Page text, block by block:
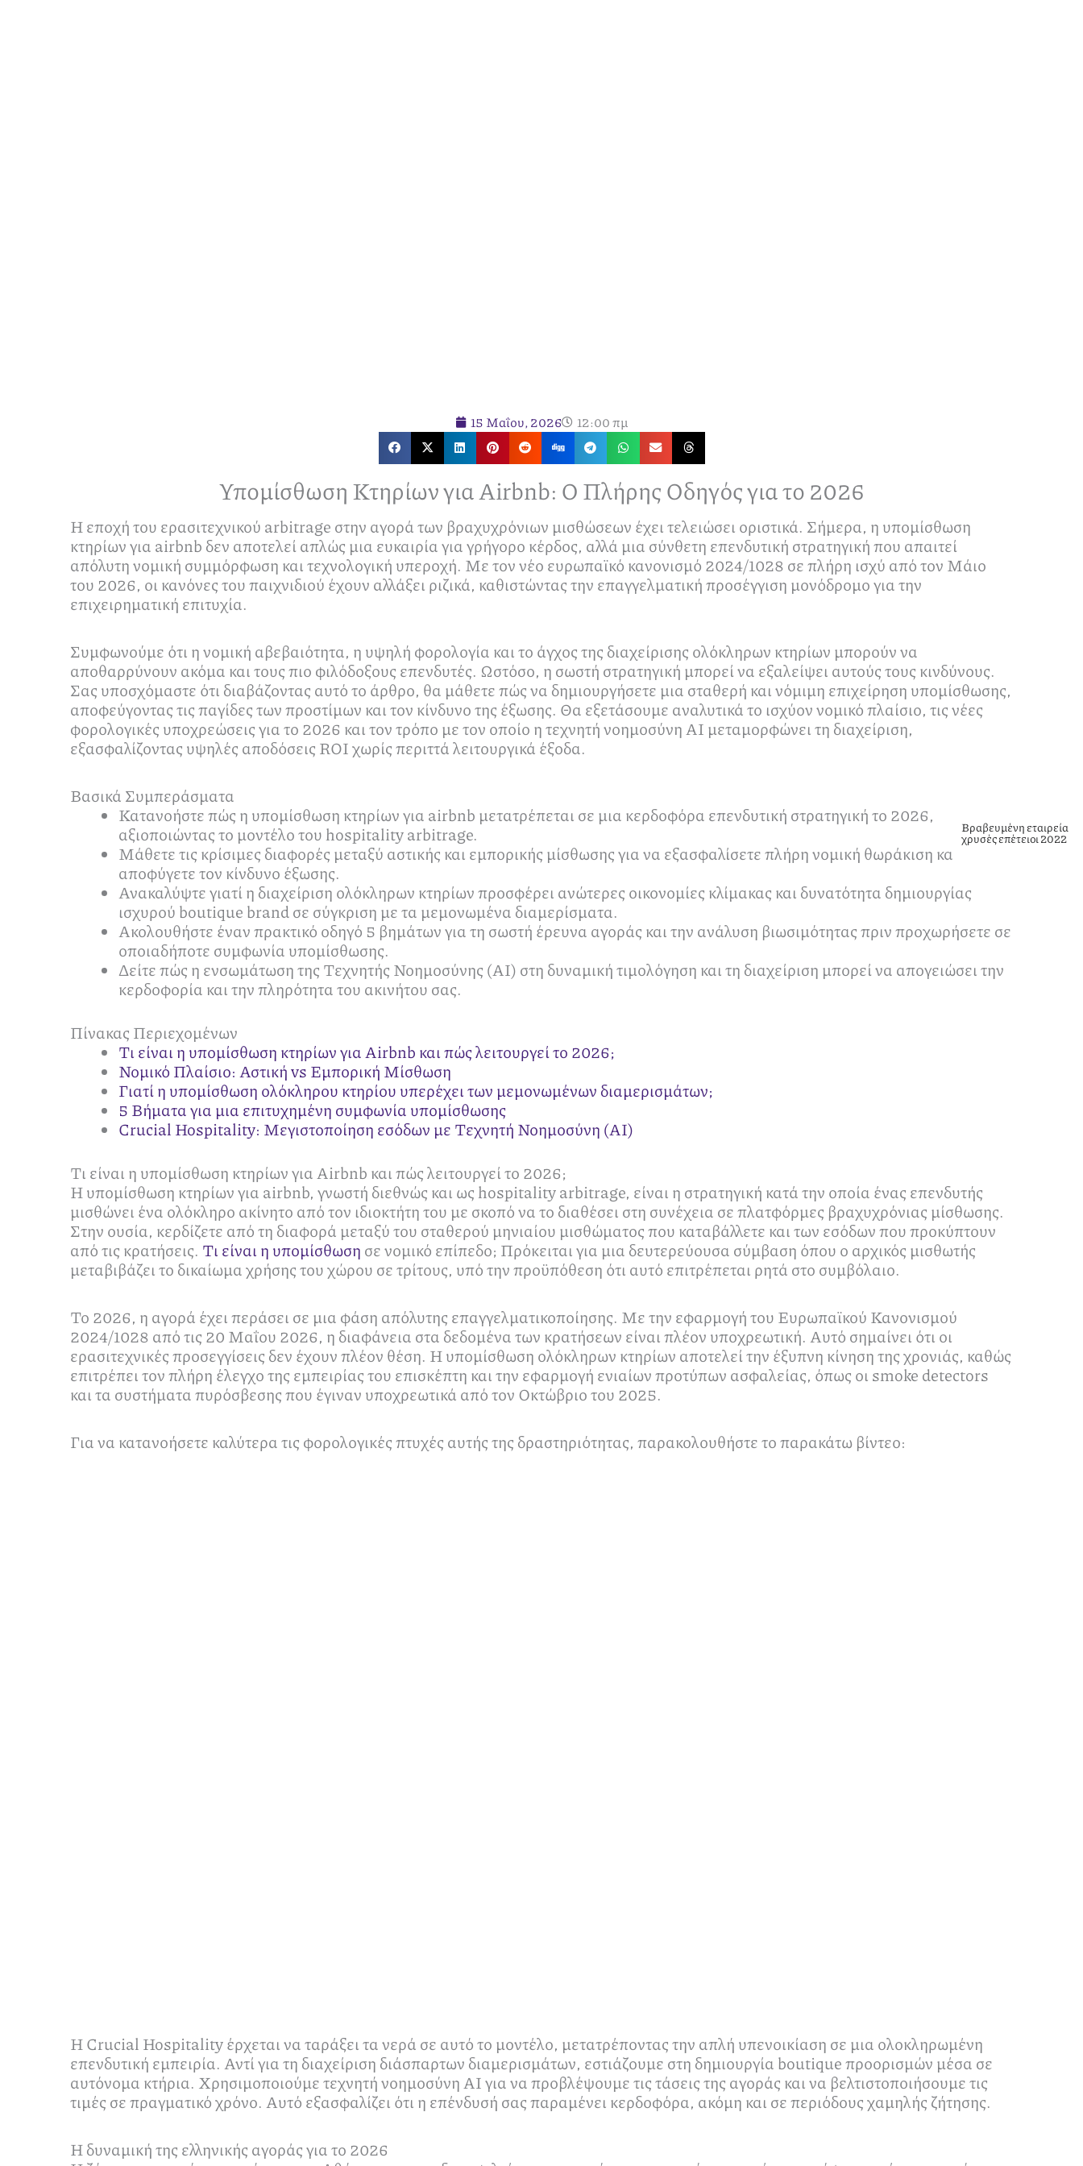
15 Μαΐου, 2026 12:00 πμ
Υπομίσθωση Κτηρίων για Airbnb: Ο Πλήρης Οδηγός για το 2026
Η εποχή του ερασιτεχνικού arbitrage στην αγορά των βραχυχρόνιων μισθώσεων έχει τελειώσει οριστικά. Σήμερα, η υπομίσθωση
κτηρίων για airbnb δεν αποτελεί απλώς μια ευκαιρία για γρήγορο κέρδος, αλλά μια σύνθετη επενδυτική στρατηγική που απαιτεί
απόλυτη νομική συμμόρφωση και τεχνολογική υπεροχή. Με τον νέο ευρωπαϊκό κανονισμό 2024/1028 σε πλήρη ισχύ από τον Μάιο
του 2026, οι κανόνες του παιχνιδιού έχουν αλλάξει ριζικά, καθιστώντας την επαγγελματική προσέγγιση μονόδρομο για την
επιχειρηματική επιτυχία.
Συμφωνούμε ότι η νομική αβεβαιότητα, η υψηλή φορολογία και το άγχος της διαχείρισης ολόκληρων κτηρίων μπορούν να
αποθαρρύνουν ακόμα και τους πιο φιλόδοξους επενδυτές. Ωστόσο, η σωστή στρατηγική μπορεί να εξαλείψει αυτούς τους κινδύνους.
Σας υποσχόμαστε ότι διαβάζοντας αυτό το άρθρο, θα μάθετε πώς να δημιουργήσετε μια σταθερή και νόμιμη επιχείρηση υπομίσθωσης,
αποφεύγοντας τις παγίδες των προστίμων και τον κίνδυνο της έξωσης. Θα εξετάσουμε αναλυτικά το ισχύον νομικό πλαίσιο, τις νέες
φορολογικές υποχρεώσεις για το 2026 και τον τρόπο με τον οποίο η τεχνητή νοημοσύνη AI μεταμορφώνει τη διαχείριση,
εξασφαλίζοντας υψηλές αποδόσεις ROI χωρίς περιττά λειτουργικά έξοδα.
Βασικά Συμπεράσματα
Κατανοήστε πώς η υπομίσθωση κτηρίων για airbnb μετατρέπεται σε μια κερδοφόρα επενδυτική στρατηγική το 2026,
αξιοποιώντας το μοντέλο του hospitality arbitrage.
Μάθετε τις κρίσιμες διαφορές μεταξύ αστικής και εμπορικής μίσθωσης για να εξασφαλίσετε πλήρη νομική θωράκιση και να
αποφύγετε τον κίνδυνο έξωσης.
Ανακαλύψτε γιατί η διαχείριση ολόκληρων κτηρίων προσφέρει ανώτερες οικονομίες κλίμακας και δυνατότητα δημιουργίας
ισχυρού boutique brand σε σύγκριση με τα μεμονωμένα διαμερίσματα.
Ακολουθήστε έναν πρακτικό οδηγό 5 βημάτων για τη σωστή έρευνα αγοράς και την ανάλυση βιωσιμότητας πριν προχωρήσετε σε
οποιαδήποτε συμφωνία υπομίσθωσης.
Δείτε πώς η ενσωμάτωση της Τεχνητής Νοημοσύνης (AI) στη δυναμική τιμολόγηση και τη διαχείριση μπορεί να απογειώσει την
κερδοφορία και την πληρότητα του ακινήτου σας.
Πίνακας Περιεχομένων
Τι είναι η υπομίσθωση κτηρίων για Airbnb και πώς λειτουργεί το 2026;
Νομικό Πλαίσιο: Αστική vs Εμπορική Μίσθωση
Γιατί η υπομίσθωση ολόκληρου κτηρίου υπερέχει των μεμονωμένων διαμερισμάτων;
5 Βήματα για μια επιτυχημένη συμφωνία υπομίσθωσης
Crucial Hospitality: Μεγιστοποίηση εσόδων με Τεχνητή Νοημοσύνη (AI)
Τι είναι η υπομίσθωση κτηρίων για Airbnb και πώς λειτουργεί το 2026;
Η υπομίσθωση κτηρίων για airbnb, γνωστή διεθνώς και ως hospitality arbitrage, είναι η στρατηγική κατά την οποία ένας επενδυτής
μισθώνει ένα ολόκληρο ακίνητο από τον ιδιοκτήτη του με σκοπό να το διαθέσει στη συνέχεια σε πλατφόρμες βραχυχρόνιας μίσθωσης.
Στην ουσία, κερδίζετε από τη διαφορά μεταξύ του σταθερού μηνιαίου μισθώματος που καταβάλλετε και των εσόδων που προκύπτουν
από τις κρατήσεις. Τι είναι η υπομίσθωση σε νομικό επίπεδο; Πρόκειται για μια δευτερεύουσα σύμβαση όπου ο αρχικός μισθωτής
μεταβιβάζει το δικαίωμα χρήσης του χώρου σε τρίτους, υπό την προϋπόθεση ότι αυτό επιτρέπεται ρητά στο συμβόλαιο.
Το 2026, η αγορά έχει περάσει σε μια φάση απόλυτης επαγγελματικοποίησης. Με την εφαρμογή του Ευρωπαϊκού Κανονισμού
2024/1028 από τις 20 Μαΐου 2026, η διαφάνεια στα δεδομένα των κρατήσεων είναι πλέον υποχρεωτική. Αυτό σημαίνει ότι οι
ερασιτεχνικές προσεγγίσεις δεν έχουν πλέον θέση. Η υπομίσθωση ολόκληρων κτηρίων αποτελεί την έξυπνη κίνηση της χρονιάς, καθώς
επιτρέπει τον πλήρη έλεγχο της εμπειρίας του επισκέπτη και την εφαρμογή ενιαίων προτύπων ασφαλείας, όπως οι smoke detectors
και τα συστήματα πυρόσβεσης που έγιναν υποχρεωτικά από τον Οκτώβριο του 2025.
Για να κατανοήσετε καλύτερα τις φορολογικές πτυχές αυτής της δραστηριότητας, παρακολουθήστε το παρακάτω βίντεο:
Η Crucial Hospitality έρχεται να ταράξει τα νερά σε αυτό το μοντέλο, μετατρέποντας την απλή υπενοικίαση σε μια ολοκληρωμένη
επενδυτική εμπειρία. Αντί για τη διαχείριση διάσπαρτων διαμερισμάτων, εστιάζουμε στη δημιουργία boutique προορισμών μέσα σε
αυτόνομα κτήρια. Χρησιμοποιούμε τεχνητή νοημοσύνη AI για να προβλέψουμε τις τάσεις της αγοράς και να βελτιστοποιήσουμε τις
τιμές σε πραγματικό χρόνο. Αυτό εξασφαλίζει ότι η επένδυσή σας παραμένει κερδοφόρα, ακόμη και σε περιόδους χαμηλής ζήτησης.
Η δυναμική της ελληνικής αγοράς για το 2026
Βραβευμένη εταιρεία
χρυσές επέτειοι 2022